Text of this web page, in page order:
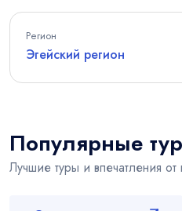
Регион
Эгейский регион
Популярные
Лучшие туры и впечатления от